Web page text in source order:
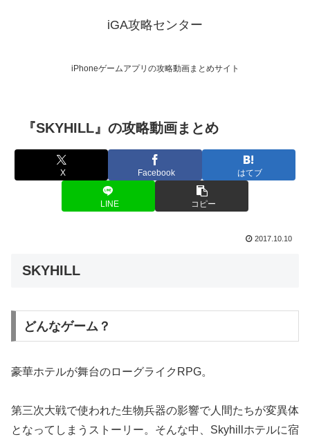
iGA攻略センター
iPhoneゲームアプリの攻略動画まとめサイト
『SKYHILL』の攻略動画まとめ
X Facebook はてブ
LINE コピー
2017.10.10
SKYHILL
どんなゲーム？
豪華ホテルが舞台のローグライクRPG。
第三次大戦で使われた生物兵器の影響で人間たちが変異体
となってしまうストーリー。そんな中、Skyhillホテルに宿